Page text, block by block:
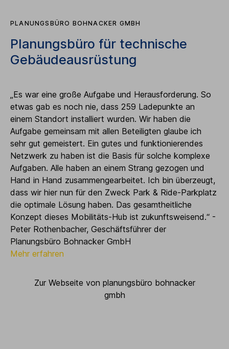
PLANUNGSBÜRO BOHNACKER GMBH
Planungsbüro für technische
Gebäudeausrüstung
„Es war eine große Aufgabe und Herausforderung. So
etwas gab es noch nie, dass 259 Ladepunkte an
einem Standort installiert wurden. Wir haben die
Aufgabe gemeinsam mit allen Beteiligten glaube ich
sehr gut gemeistert. Ein gutes und funktionierendes
Netzwerk zu haben ist die Basis für solche komplexe
Aufgaben. Alle haben an einem Strang gezogen und
Hand in Hand zusammengearbeitet. Ich bin überzeugt,
dass wir hier nun für den Zweck Park & Ride-Parkplatz
die optimale Lösung haben. Das gesamtheitliche
Konzept dieses Mobilitäts-Hub ist zukunftsweisend.“ -
Peter Rothenbacher, Geschäftsführer der
Planungsbüro Bohnacker GmbH
Mehr erfahren
Zur Webseite von planungsbüro bohnacker
gmbh